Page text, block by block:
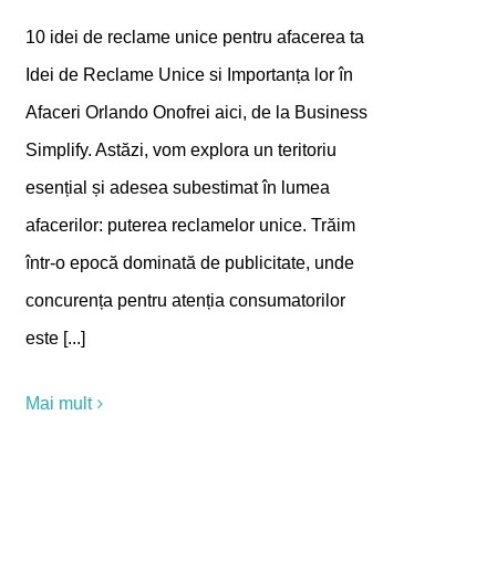
10 idei de reclame unice pentru afacerea ta
Idei de Reclame Unice si Importanța lor în
Afaceri Orlando Onofrei aici, de la Business
Simplify. Astăzi, vom explora un teritoriu
esențial și adesea subestimat în lumea
afacerilor: puterea reclamelor unice. Trăim
într-o epocă dominată de publicitate, unde
concurența pentru atenția consumatorilor
este [...]
Mai mult